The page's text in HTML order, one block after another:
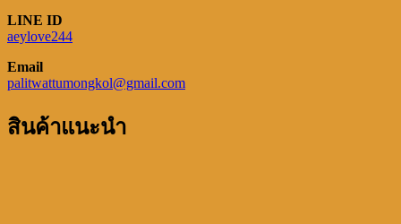
LINE ID
aeylove244
Email
palitwattumongkol@gmail.com
สินค้าแนะนำ